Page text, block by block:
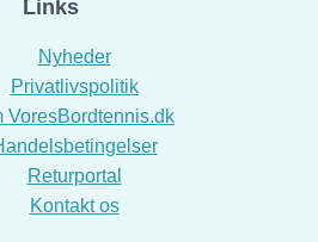
Links
Nyheder
Privatlivspolitik
VoresBordtennis.dk
Returportal
Kontakt os